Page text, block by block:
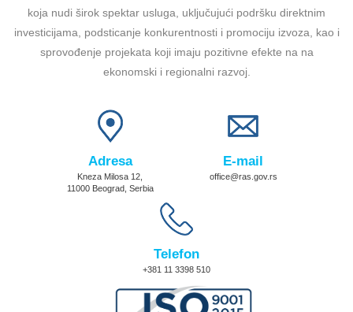
koja nudi širok spektar usluga, uključujući podršku direktnim
investicijama, podsticanje konkurentnosti i promociju izvoza, kao i
sprovođenje projekata koji imaju pozitivne efekte na na
ekonomski i regionalni razvoj.
Adresa
Kneza Milosa 12,
11000 Beograd, Serbia
E-mail
office@ras.gov.rs
Telefon
+381 11 3398 510